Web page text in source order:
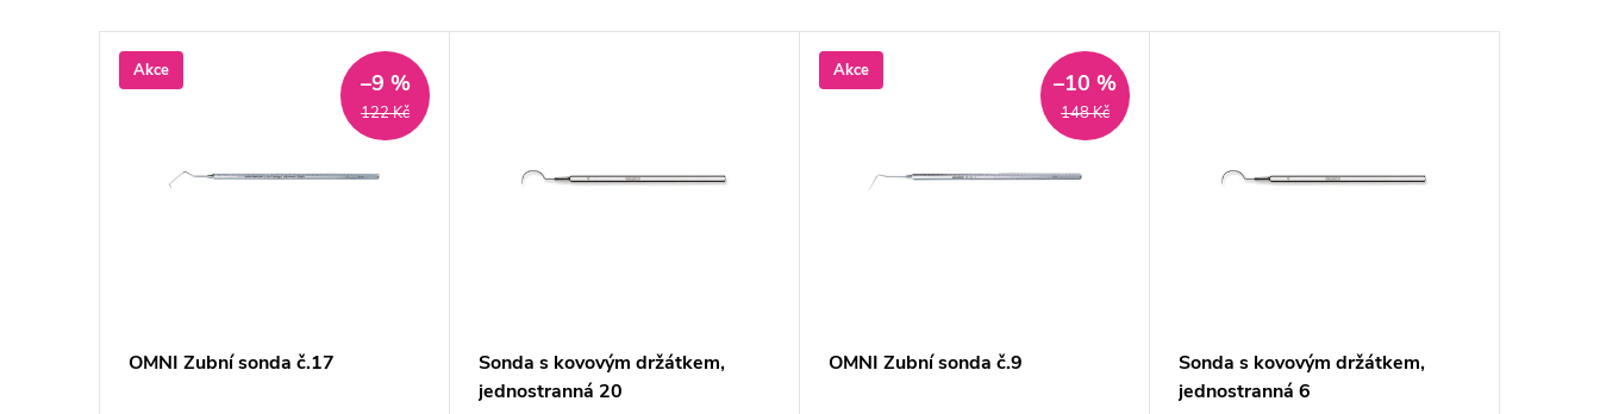
Akce
122 Kč
–9 %
OMNI Zubní sonda č.17
Sonda s kovovým držátkem,
jednostranná 20
Akce
148 Kč
–10 %
OMNI Zubní sonda č.9
Sonda s kovovým držátkem,
jednostranná 6